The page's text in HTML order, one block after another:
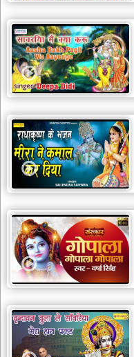
शनि
देव
भजन
shani
dev
bhajans
आज
भजन
bhajan
of
the
day
भजन
जोड़ें
add
bhajans